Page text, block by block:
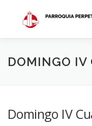
contenido
INICIO DÓNDE
DOMINGO IV
Domingo IV